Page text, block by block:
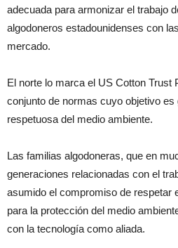
adecuada para armonizar el trabajo
algodoneros estadounidenses con
mercado.
El norte lo marca el US Cotton Trust
conjunto de normas cuyo objetivo
respetuosa del medio ambiente.
Las familias algodoneras, que en
generaciones relacionadas con el
asumido el compromiso de respetar
para la protección del medio
con la tecnología como aliada.